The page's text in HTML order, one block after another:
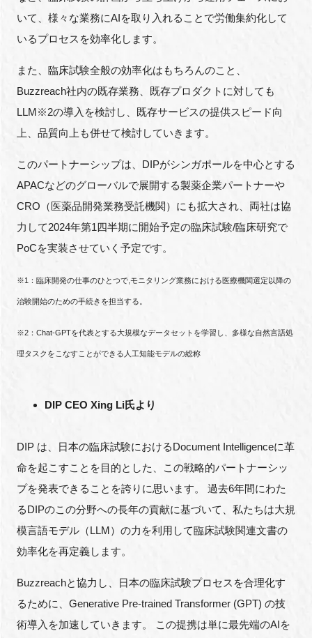
閉じる
いて、様々な業務にAIを取り入れることで労働集約化して
いるプロセスを効率化します。
また、臨床試験全般の効率化はもちろんのこと、
Buzzreach社内の既存業務、既存プロダクトに対しても
LLM※2の導入を検討し、既存サービスの提供スピード向
上、品質向上も併せて検討していきます。
このパートナーシップは、DIPがシンガポールを中心とする
APACなどのグローバルで展開する製薬企業パートナーや
CRO（医薬品開発業務受託機関）にも拡大され、両社は協
力して2024年第1四半期に開始予定の臨床試験/臨床研究で
PoCを実装させていく予定です。
※1：臨床開発の仕事のひとつで,モニタリング業務における医療機関選定以降の
治験開始のための手続きを担当する。
※2：Chat-GPTを代表とする大規模なデータセットを学習し、多様な自然言語処
理タスクをこなすことができる人工知能モデルの総称
DIP CEO Xing Li氏より
DIP は、日本の臨床試験におけるDocument Intelligenceに革
命を起こすことを目的とした、この戦略的パートナーシッ
プを発表できることを誇りに思います。 過去6年間にわた
るDIPのこの分野への長年の貢献に基づいて、私たちは大規
模言語モデル（LLM）の力を利用して臨床試験関連文書の
効率化を再定義します。
Buzzreachと協力し、日本の臨床試験プロセスを合理化す
るために、Generative Pre-trained Transformer (GPT) の技
術導入を加速していきます。 この提携は単に最先端のAIを